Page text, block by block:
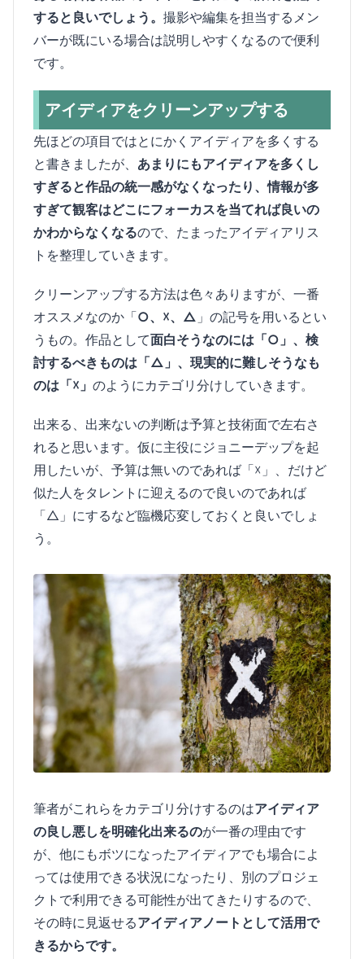
すると良いでしょう。 撮影や編集を担当するメン
バーが既にいる場合は説明しやすくなるので便利
です。
アイディアをクリーンアップする
先ほどの項目ではとにかくアイディアを多くする
と書きましたが、 あまりにもアイディアを多くし
すぎると作品の統一感がなくなったり、情報が多
すぎて観客はどこにフォーカスを当てれば良いの
かわからなくなるので、たまったアイディアリス
トを整理していきます。
クリーンアップする方法は色々ありますが、一番
オススメなのか「○、☓、△ 」の記号を用いるとい
うもの。作品として面白そうなのには「○」、検
討するべきものは「△」、現実的に難しそうなも
のは「☓」 のようにカテゴリ分けしていきます。
出来る、出来ないの判断は予算と技術面で左右さ
れると思います。仮に主役にジョニーデップを起
用したいが、予算は無いのであれば「☓」、だけど
似た人をタレントに迎えるので良いのであれば
「△」にするなど臨機応変しておくと良いでしょ
う。
筆者がこれらをカテゴリ分けするのはアイディア
の良し悪しを明確化出来るのが一番の理由です
が、他にもボツになったアイディアでも場合によ
っては使用できる状況になったり、別のプロジェ
クトで利用できる可能性が出てきたりするので、
その時に見返せるアイディアノートとして活用で
きるからです。